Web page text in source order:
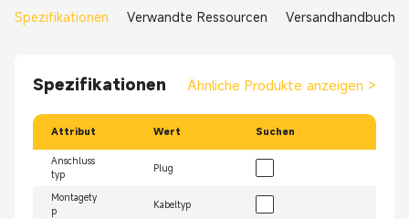
Spezifikationen Verwandte Ressourcen Versandhandbuch
Spezifikationen Ähnliche Produkte anzeigen >
Attribut Wert Suchen
Anschluss
typ
Plug
Montagety
p
Kabeltyp